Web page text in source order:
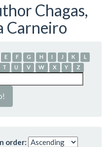
Chagas,
Carneiro
E F G H I J K
L
T U V W X Y Z
order: